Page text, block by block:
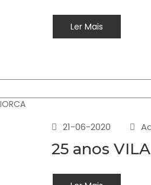
Ler Mais
21-06-2020
25 anos